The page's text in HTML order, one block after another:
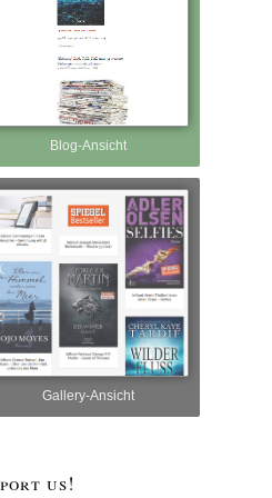
Blog-Ansicht
Gallery-Ansicht
us!